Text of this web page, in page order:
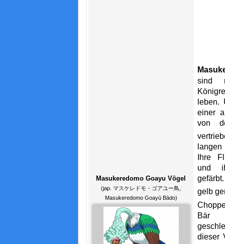
Masukeredomo Goayu Vögel
(jap. マスケレドモ・ゴアユー鳥,
Masukeredomo Goayū Bādo)
sind
leben.
einer
von
langen
Ihre
und
gelb
Bär
dieser